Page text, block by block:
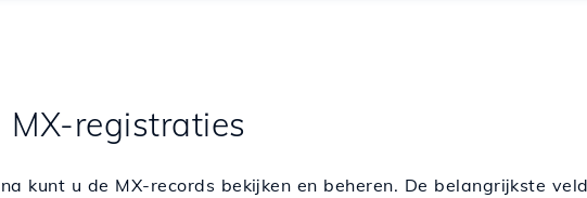
MX-registraties
kunt u de MX-records bekijken en beheren. De belangrijkste